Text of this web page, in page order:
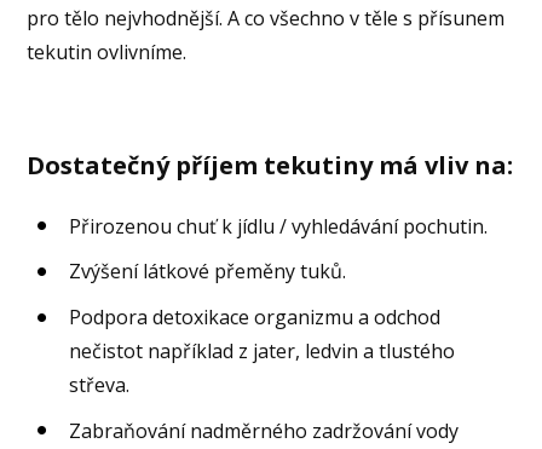
pro tělo nejvhodnější. A co všechno v těle s přísunem
tekutin ovlivníme.
Dostatečný příjem tekutiny má vliv na:
Přirozenou chuť k jídlu / vyhledávání pochutin.
Zvýšení látkové přeměny tuků.
Podpora detoxikace organizmu a odchod
nečistot například z jater, ledvin a tlustého
střeva.
Zabraňování nadměrného zadržování vody